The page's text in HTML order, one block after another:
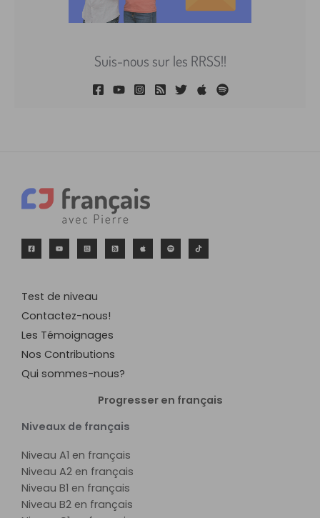
Suis-nous sur les RRSS!!
Test de niveau
Contactez-nous!
Les Témoignages
Nos Contributions
Qui sommes-nous?
Progresser en français
Niveaux de français
Niveau A1 en français
Niveau A2 en français
Niveau B1 en français
Niveau B2 en français